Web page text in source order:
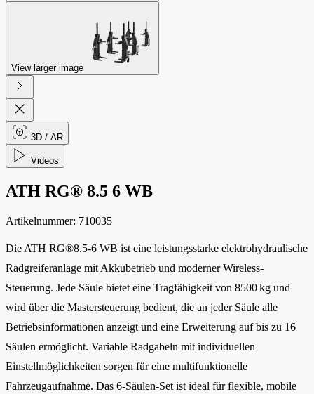
View larger image
3D / AR
Videos
ATH RG® 8.5 6 WB
Artikelnummer: 710035
Die ATH RG®8.5-6 WB ist eine leistungsstarke elektrohydraulische
Radgreiferanlage mit Akkubetrieb und moderner Wireless-
Steuerung. Jede Säule bietet eine Tragfähigkeit von 8500 kg und
wird über die Mastersteuerung bedient, die an jeder Säule alle
Betriebsinformationen anzeigt und eine Erweiterung auf bis zu 16
Säulen ermöglicht. Variable Radgabeln mit individuellen
Einstellmöglichkeiten sorgen für eine multifunktionelle
Fahrzeugaufnahme. Das 6-Säulen-Set ist ideal für flexible, mobile